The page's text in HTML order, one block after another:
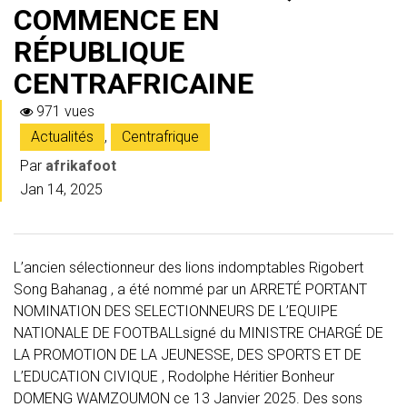
COMMENCE EN
RÉPUBLIQUE
CENTRAFRICAINE
971 vues
Actualités
,
Centrafrique
Par afrikafoot
Jan 14, 2025
L’ancien sélectionneur des lions indomptables Rigobert
Song Bahanag , a été nommé par un ARRETÉ PORTANT
NOMINATION DES SELECTIONNEURS DE L’EQUIPE
NATIONALE DE FOOTBALLsigné du MINISTRE CHARGÉ DE
LA PROMOTION DE LA JEUNESSE, DES SPORTS ET DE
L’EDUCATION CIVIQUE , Rodolphe Héritier Bonheur
DOMENG WAMZOUMON ce 13 Janvier 2025. Des sons